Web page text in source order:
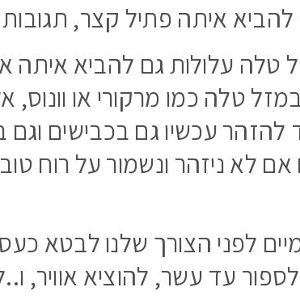
איתה פתיל קצר, תגובות
עלולות גם להביא איתה
טלה כמו מרקורי או
להזהר עכשיו גם בכבישים
ניזהר ונשמור על רוח טובה
לפני הצורך שלנו לבטא
עד עשר, להוציא אוויר,